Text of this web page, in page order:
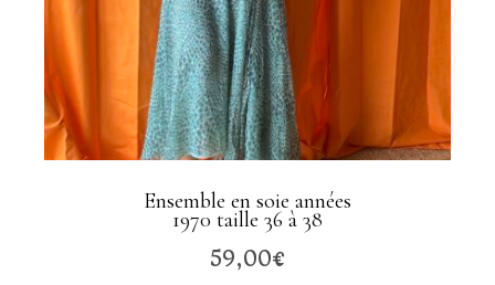
Ensemble en soie années
1970 taille 36 à 38
59,00€